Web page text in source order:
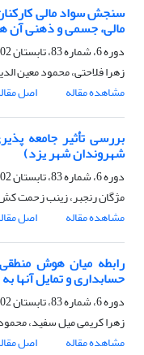
سنجش سواد مالی
مالی، جسمی و ذهنی آن
دوره 6، شماره 83، تابستان 1402، صفحه
زهرا فلاحتی، محمود معین
مشاهده مقاله
اصل
بررسی تأثیر جامعه
شهروندان شهر یزد)
دوره 6، شماره 83، تابستان 1402، صفحه
مژگان رنجبر، زینب زحمت
مشاهده مقاله
اصل
رابطه میان هوش
حسابداری و تمایل آنها
دوره 6، شماره 83، تابستان 1402، صفحه
زهرا کریمی میل سفید،
مشاهده مقاله
اصل